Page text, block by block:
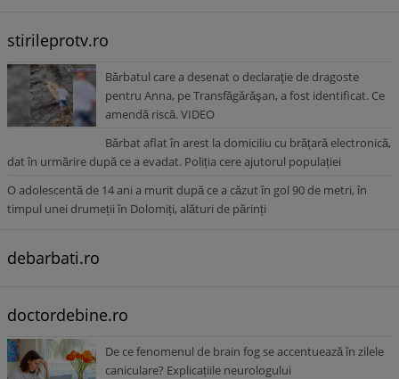
stirileprotv.ro
Bărbatul care a desenat o declaraţie de dragoste
pentru Anna, pe Transfăgărăşan, a fost identificat. Ce
amendă riscă. VIDEO
Bărbat aflat în arest la domiciliu cu brățară electronică,
dat în urmărire după ce a evadat. Poliția cere ajutorul populației
O adolescentă de 14 ani a murit după ce a căzut în gol 90 de metri, în
timpul unei drumeții în Dolomiți, alături de părinți
debarbati.ro
doctordebine.ro
De ce fenomenul de brain fog se accentuează în zilele
caniculare? Explicațiile neurologului